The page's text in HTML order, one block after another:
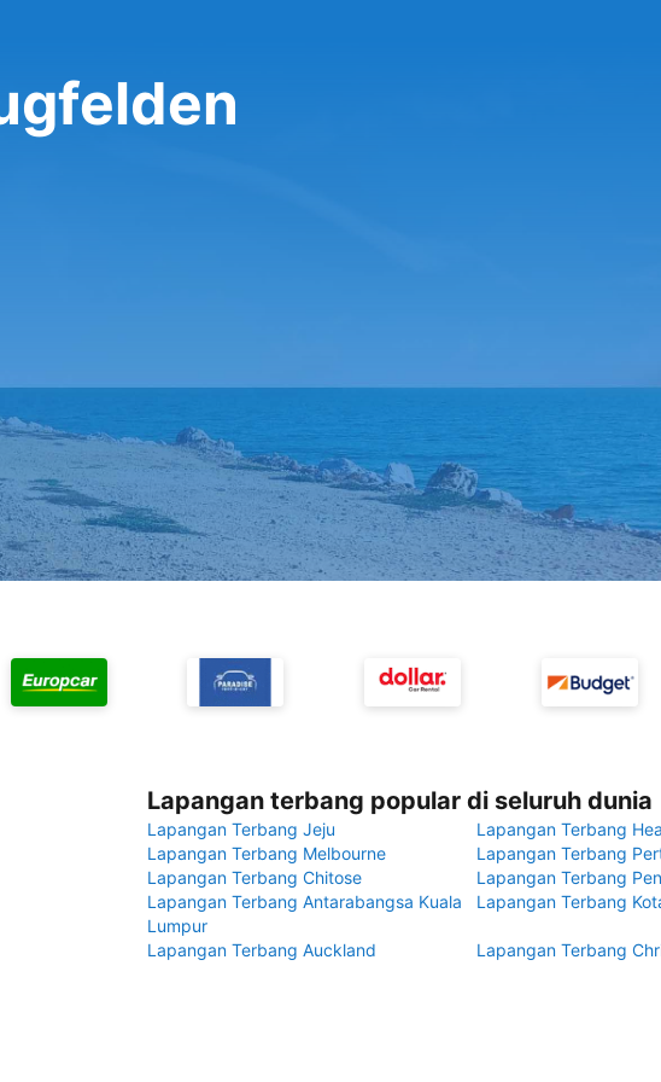
Lapangan terbang popular di seluruh dunia
Lapangan Terbang Jeju
Lapangan Terbang
Lapangan Terbang Melbourne
Lapangan Terbang
Lapangan Terbang Chitose
Lapangan Terbang
Lapangan Terbang Antarabangsa Kuala
Lumpur
Lapangan Terbang
Lapangan Terbang Auckland Lapangan Terbang